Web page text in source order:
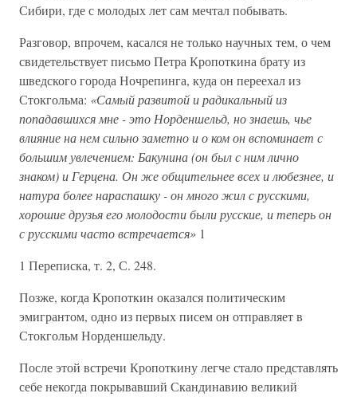
Сибири, где с молодых лет сам мечтал побывать.
Разговор, впрочем, касался не только научных тем, о чем
свидетельствует письмо Петра Кропоткина брату из
шведского города Ночрепинга, куда он переехал из
Стокгольма: «Самый развитой и радикальный из
попадавшихся мне - это Норденшельд, но знаешь, чье
влияние на нем сильно заметно и о ком он вспоминает с
большим увлечением: Бакунина (он был с ним лично
знаком) и Герцена. Он же общительнее всех и любезнее, и
натура более нараспашку - он много жил с русскими,
хорошие друзья его молодости были русские, и теперь он
с русскими часто встречается» 1
1 Переписка, т. 2, С. 248.
Позже, когда Кропоткин оказался политическим
эмигрантом, одно из первых писем он отправляет в
Стокгольм Норденшельду.
После этой встречи Кропоткину легче стало представлять
себе некогда покрывавший Скандинавию великий